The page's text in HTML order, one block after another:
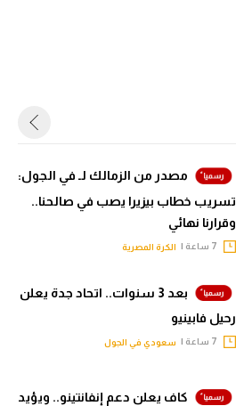
مصدر من الزمالك لـ في الجول:
تسريب خطاب بيزيرا يصب في صالحنا..
وقرارنا نهائي
الكرة المصرية
بعد 3 سنوات.. اتحاد جدة يعلن
رحيل فابينيو
سعودي في الجول
كاف يعلن دعم إنفانتينو.. ويؤيد